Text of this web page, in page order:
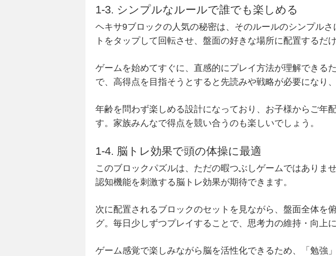
1-3. シンプルなルールで誰でも楽しめる
ヘキサ9ブロックの人気の秘密は、そのルールのシンプル
トをタップして回転させ、盤面の好きな場所に配置するだ
ゲームを始めてすぐに、直感的にプレイ方法が理解できる
で、高得点を目指そうとすると先読みや戦略が必要になり
年齢を問わず楽しめる設計になっており、お子様からご年
す。家族みんなで得点を競い合うのも楽しいでしょう。
1-4. 脳トレ効果で頭の体操に最適
このブロックパズルは、ただの暇つぶしゲームではありま
認知機能を刺激する脳トレ効果が期待できます。
次に配置されるブロックのセットを見ながら、盤面全体を
グ。毎日少しずつプレイすることで、思考力の維持・向上
ゲーム感覚で楽しみながら脳を活性化できるため、「勉強